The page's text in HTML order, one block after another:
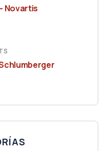
Novartis